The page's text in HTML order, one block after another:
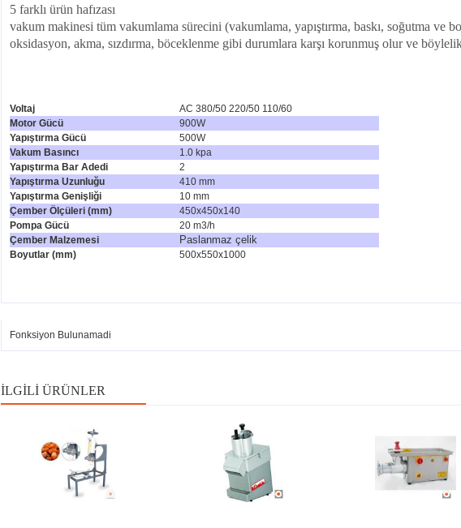
5 farklı ürün hafızası
vakum makinesi tüm vakumlama sürecini (vakumlama, yapıştırma, baskı, soğutma ve
oksidasyon, akma, sızdırma, böceklenme gibi durumlara karşı korunmuş olur ve
Voltaj
AC 380/50 220/50 110/60
Motor Gücü
900W
Yapıştırma Gücü
500W
Vakum Basıncı
1.0 kpa
Yapıştırma Bar Adedi
2
Yapıştırma Uzunluğu
410 mm
Yapıştırma Genişliği
10 mm
Çember Ölçüleri (mm)
450x450x140
Pompa Gücü
20 m3/h
Çember Malzemesi
Paslanmaz çelik
Boyutlar (mm) 500x550x1000
Fonksiyon Bulunamadi
İLGILI ÜRÜNLER